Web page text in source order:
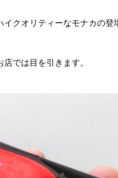
クオリティーなモナカの登
では目を引きます。